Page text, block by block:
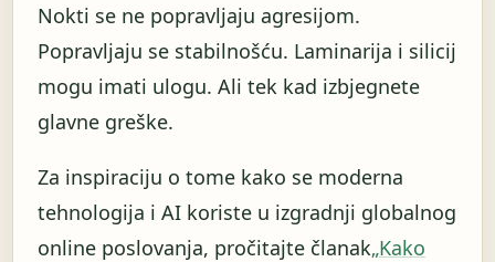
Nokti se ne popravljaju agresijom.
Popravljaju se stabilnošću. Laminarija i silicij
mogu imati ulogu. Ali tek kad izbjegnete
glavne greške.
Za inspiraciju o tome kako se moderna
tehnologija i AI koriste u izgradnji globalnog
online poslovanja, pročitajte članak„Kako